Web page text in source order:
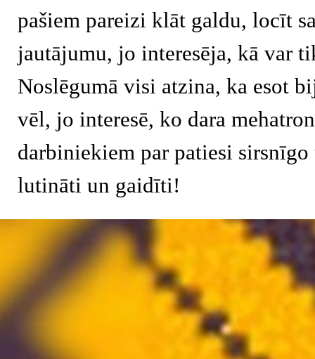
pašiem pareizi klāt galdu, locīt
jautājumu, jo interesēja, kā var
Noslēgumā visi atzina, ka esot
vēl, jo interesē, ko dara
darbiniekiem par patiesi
lutināti un gaidīti!